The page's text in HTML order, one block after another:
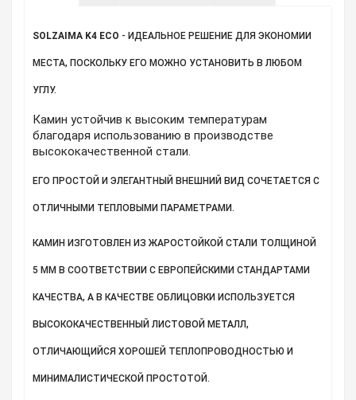
SOLZAIMA K4 ECO - ИДЕАЛЬНОЕ РЕШЕНИЕ ДЛЯ ЭКОНОМИИ
МЕСТА, ПОСКОЛЬКУ ЕГО МОЖНО УСТАНОВИТЬ В ЛЮБОМ
УГЛУ.
Камин устойчив к высоким температурам
благодаря использованию в производстве
высококачественной стали.
ЕГО ПРОСТОЙ И ЭЛЕГАНТНЫЙ ВНЕШНИЙ ВИД СОЧЕТАЕТСЯ С
ОТЛИЧНЫМИ ТЕПЛОВЫМИ ПАРАМЕТРАМИ.
КАМИН ИЗГОТОВЛ ЕН ИЗ ЖАРОСТОЙКО Й СТАЛИ ТОЛЩИНОЙ
5 ММ В СООТВЕТСТВИИ С ЕВРОПЕЙСКИМИ СТАНДАРТАМИ
КАЧЕСТВА, А В КАЧЕСТВЕ ОБЛИЦОВКИ ИСПОЛЬЗУЕТСЯ
ВЫСОКОКАЧЕСТВЕННЫЙ ЛИСТОВОЙ МЕТАЛЛ,
ОТЛИЧАЮЩИЙСЯ ХОРОШЕЙ ТЕПЛОПРОВОДНОСТЬЮ И
МИНИМАЛИСТИЧЕСКОЙ ПРОСТОТОЙ.